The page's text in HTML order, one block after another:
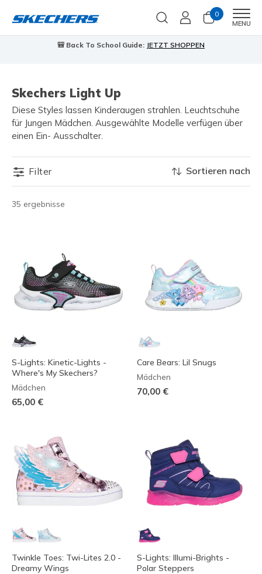
0
MENU
🎒 Back To School Guide: JETZT SHOPPEN
Skechers Light Up
Diese Styles lassen Kinderaugen strahlen. Leuchtschuhe
für Jungen Mädchen. Ausgewählte Modelle verfügen über
einen Ein- Ausschalter.
Filter
35 ergebnisse
Sortieren nach
S-Lights: Kinetic-Lights -
Where's My Skechers?
Mädchen
65,00 €
Care Bears: Lil Snugs
Mädchen
70,00 €
Twinkle Toes: Twi-Lites 2.0 -
Dreamy Wings
S-Lights: Illumi-Brights -
Polar Steppers